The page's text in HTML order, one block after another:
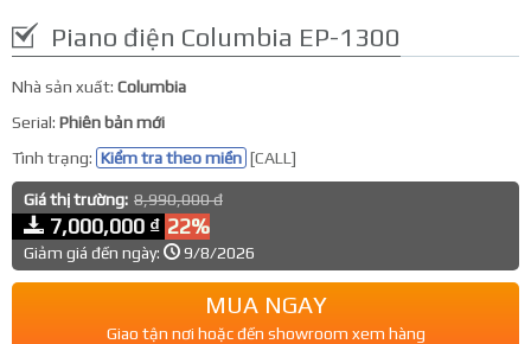
Piano điện Columbia EP-1300
Nhà sản xuất: Columbia
Serial: Phiên bản mới
Tình trạng: Kiểm tra theo miền [CALL]
Giá thị trường: 8,990,000 đ
7,000,000 ₫ 22%
Giảm giá đến ngày: 9/8/2026
MUA NGAY
Giao tận nơi hoặc đến showroom xem hàng